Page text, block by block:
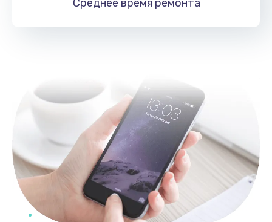
Заказать
Среднее время ремонта